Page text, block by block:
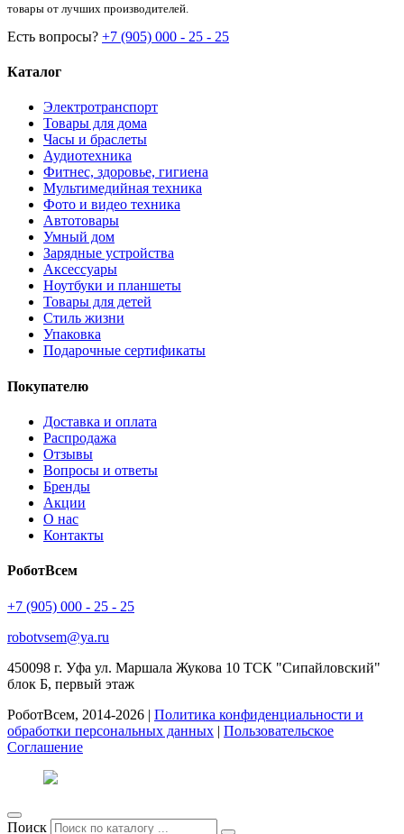
товары от лучших производителей.
Есть вопросы? +7 (905) 000 - 25 - 25
Каталог
Электротранспорт
Товары для дома
Часы и браслеты
Аудиотехника
Фитнес, здоровье, гигиена
Мультимедийная техника
Фото и видео техника
Автотовары
Умный дом
Зарядные устройства
Аксессуары
Ноутбуки и планшеты
Товары для детей
Стиль жизни
Упаковка
Подарочные сертификаты
Покупателю
Доставка и оплата
Распродажа
Отзывы
Вопросы и ответы
Бренды
Акции
О нас
Контакты
РоботВсем
+7 (905) 000 - 25 - 25
robotvsem@ya.ru
450098 г. Уфа ул. Маршала Жукова 10 ТСК "Сипайловский"
блок Б, первый этаж
РоботВсем, 2014-2026 | Политика конфиденциальности и
обработки персональных данных | Пользовательское
Соглашение
Поиск